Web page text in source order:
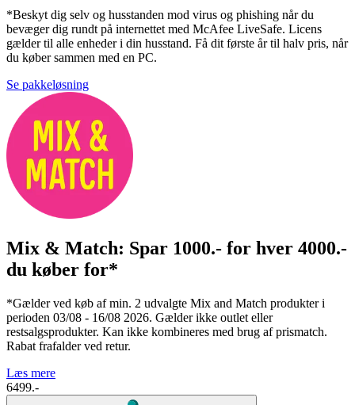
*Beskyt dig selv og husstanden mod virus og phishing når du
bevæger dig rundt på internettet med McAfee LiveSafe. Licens
gælder til alle enheder i din husstand. Få dit første år til halv pris, når
du køber sammen med en PC.
Se pakkeløsning
Mix & Match: Spar 1000.- for hver 4000.-
du køber for*
*Gælder ved køb af min. 2 udvalgte Mix and Match produkter i
perioden 03/08 - 16/08 2026. Gælder ikke outlet eller
restsalgsprodukter. Kan ikke kombineres med brug af prismatch.
Rabat frafalder ved retur.
Læs mere
6499.-